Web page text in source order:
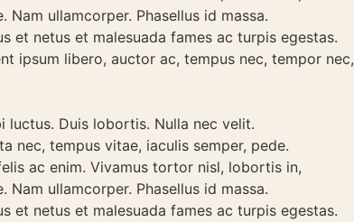
ullamcorper. Phasellus id massa.
et netus et malesuada fames ac turpis egestas.
ipsum libero, auctor ac, tempus nec, tempor nec,
Duis lobortis. Nulla nec velit.
nec, tempus vitae, iaculis semper, pede.
ac enim. Vivamus tortor nisl, lobortis in,
ullamcorper. Phasellus id massa.
et netus et malesuada fames ac turpis egestas.